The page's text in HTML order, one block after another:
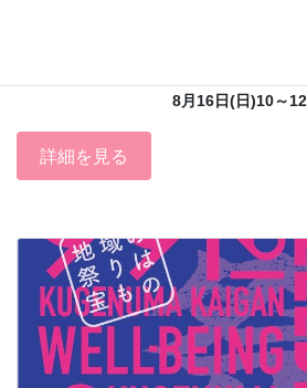
8月16日(日)10～
詳細を見る